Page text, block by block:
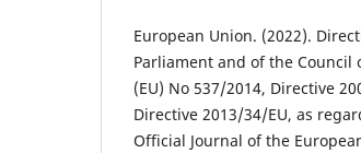
European Union. (2022).
Parliament and of the Council
(EU) No 537/2014, Directive
Directive 2013/34/EU, as
Official Journal of the